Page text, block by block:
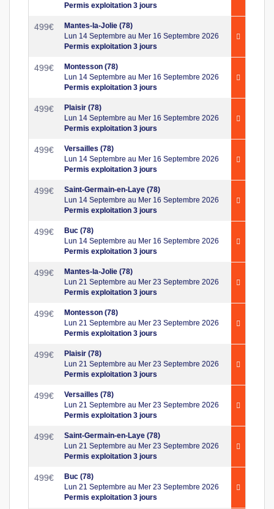
Permis exploitation 3 jours
499€
Mantes-la-Jolie (78)
Lun 14 Septembre au Mer 16 Septembre 2026
Permis exploitation 3 jours
499€
Montesson (78)
Lun 14 Septembre au Mer 16 Septembre 2026
Permis exploitation 3 jours
499€
Plaisir (78)
Lun 14 Septembre au Mer 16 Septembre 2026
Permis exploitation 3 jours
499€
Versailles (78)
Lun 14 Septembre au Mer 16 Septembre 2026
Permis exploitation 3 jours
499€
Saint-Germain-en-Laye (78)
Lun 14 Septembre au Mer 16 Septembre 2026
Permis exploitation 3 jours
499€
Buc (78)
Lun 14 Septembre au Mer 16 Septembre 2026
Permis exploitation 3 jours
499€
Mantes-la-Jolie (78)
Lun 21 Septembre au Mer 23 Septembre 2026
Permis exploitation 3 jours
499€
Montesson (78)
Lun 21 Septembre au Mer 23 Septembre 2026
Permis exploitation 3 jours
499€
Plaisir (78)
Lun 21 Septembre au Mer 23 Septembre 2026
Permis exploitation 3 jours
499€
Versailles (78)
Lun 21 Septembre au Mer 23 Septembre 2026
Permis exploitation 3 jours
499€
Saint-Germain-en-Laye (78)
Lun 21 Septembre au Mer 23 Septembre 2026
Permis exploitation 3 jours
499€
Buc (78)
Lun 21 Septembre au Mer 23 Septembre 2026
Permis exploitation 3 jours